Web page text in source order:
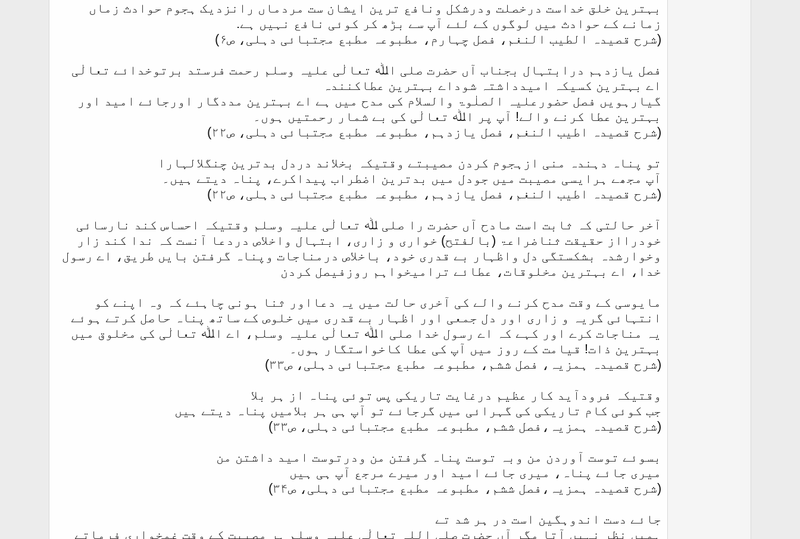
بہترین خلق خداست درخصلت ودرشکل ونافع ترین ایشان ست مردماں رانزدیک ہجوم حوادث زماں
زمانے کے حوادث میں لوگوں کے لئے آپ سے بڑھ کر کوئی نافع نہیں ہے.
(شرح قصیدہ الطیب النغم، فصل چہارم، مطبوعہ مطبع مجتبائی دہلی، ص۶)
فصل یازدہم درابتہال بجناب آں حضرت صلی اﷲ تعالٰی علیہ وسلم رحمت فرستد برتوخدائے تعالٰی
اے بہترین کسیکہ امیدداشتہ شوداے بہترین عطاکنندہ
گیارہویں فصل حضورعلیہ الصلٰوۃ والسلام کی مدح میں ہے اے بہترین مددگار اورجائے امید اور
بہترین عطا کرنے والے! آپ پر اﷲ تعالٰی کی بے شمار رحمتیں ہوں۔
(شرح قصیدہ اطیب النغم، فصل یازدہم، مطبوعہ مطبع مجتبائی دہلی، ص۲۲)
تو پناہ دہندہ منی ازہجوم کردن مصیبتے وقتیکہ بخلاند دردل بدترین چنگلالہارا
آپ مجھے ہرایسی مصیبت میں جودل میں بدترین اضطراب پیداکرے، پناہ دیتے ہیں۔
(شرح قصیدہ اطیب النغم، فصل یازدہم، مطبوعہ مطبع مجتبائی دہلی، ص۲۲)
آخر حالتی کہ ثابت است مادح آں حضرت را صلی ﷲ تعالٰی علیہ وسلم وقتیکہ احساس کند نارسائی
خودرااز حقیقت ثناضراعۃ (بالفتح) خواری و زاری، ابتہال واخلاص دردعا آنست کہ ندا کند زار
وخوارشدہ بشکستگی دل واظہار بے قدری خود، باخلاص درمناجات وپناہ گرفتن بایں طریق، اے رسول
خدا، اے بہترین مخلوقات، عطائے ترامیخواہم روزفیصل کردن
مایوسی کے وقت مدح کرنے والے کی آخری حالت میں یہ دعااور ثنا ہونی چاہئے کہ وہ اپنے کو
انتہائی گریہ و زاری اور دل جمعی اور اظہار بے قدری میں خلوص کے ساتھ پناہ حاصل کرتے ہوئے
یہ مناجات کرے اور کہے کہ اے رسول خدا صلی اﷲ تعالٰی علیہ وسلم، اے اﷲ تعالٰی کی مخلوق میں
بہترین ذات! قیامت کے روز میں آپ کی عطا کاخواستگار ہوں۔
(شرح قصیدہ ہمزیہ، فصل ششم، مطبوعہ مطبع مجتبائی دہلی، ص۳۳)
وقتیکہ فرودآید کار عظیم درغایت تاریکی پس توئی پناہ از ہر بلا
جب کوئی کام تاریکی کی گہرائی میں گرجائے تو آپ ہی ہر بلامیں پناہ دیتے ہیں
(شرح قصیدہ ہمزیہ،فصل ششم، مطبوعہ مطبع مجتبائی دہلی، ص۳۳)
بسوئے توست آوردن من وبہ توست پناہ گرفتن من ودرتوست امید داشتن من
میری جائے پناہ، میری جائے امید اور میرے مرجع آپ ہی ہیں
(شرح قصیدہ ہمزیہ،فصل ششم، مطبوعہ مطبع مجتبائی دہلی، ص۳۴)
جائے دست اندوہگین است در ہر شد تے
ہمیں نظر نہیں آتا مگر آں حضرت صلی اللہ تعالٰی علیہ وسلم ہر مصیبت کے وقت غمخواری فرماتے